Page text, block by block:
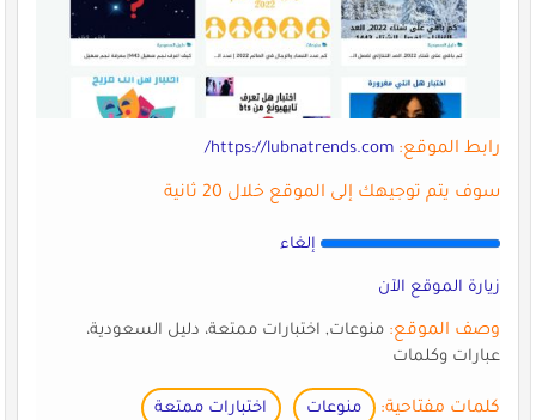
رابط الموقع: https://lubnatrends.com/
سوف يتم توجيهك إلى الموقع خلال 20 ثانية
إلغاء
زيارة الموقع الآن
وصف الموقع:منوعات, اختبارات ممتعة، دليل السعودية،
عبارات وكلمات
كلمات مفتاحية: منوعات اختبارات ممتعة